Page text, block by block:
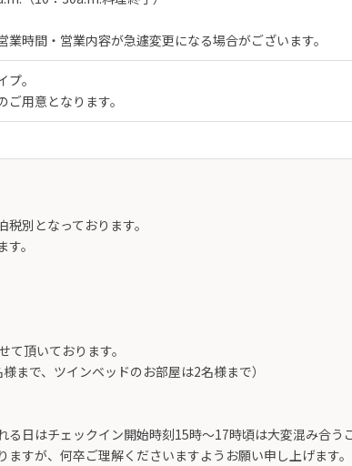
時間・営業内容が急遽変更になる場合がございます。
。
用意となります。
別となっております。
。
て頂いております。
まで、ツインベッドのお部屋は2名様まで）
日はチェックイン開始時刻15時〜17時頃は大変混み合う
すが、何卒ご理解くださいますようお願い申し上げます。